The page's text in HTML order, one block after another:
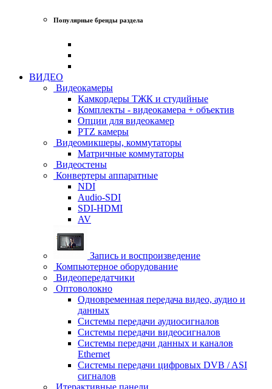
Популярные бренды раздела
ВИДЕО
Видеокамеры
Камкордеры ТЖК и студийные
Комплекты - видеокамера + объектив
Опции для видеокамер
PTZ камеры
Видеомикшеры, коммутаторы
Матричные коммутаторы
Видеостены
Конвертеры аппаратные
NDI
Audio-SDI
SDI-HDMI
AV
Запись и воспроизведение
Компьютерное оборудование
Видеопередатчики
Оптоволокно
Одновременная передача видео, аудио и
данных
Системы передачи аудиосигналов
Системы передачи видеосигналов
Системы передачи данных и каналов
Ethernet
Системы передачи цифровых DVB / ASI
сигналов
Итерактивные панели